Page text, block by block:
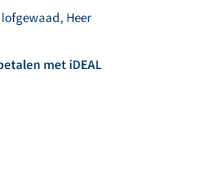
lofgewaad, Heer
met iDEAL